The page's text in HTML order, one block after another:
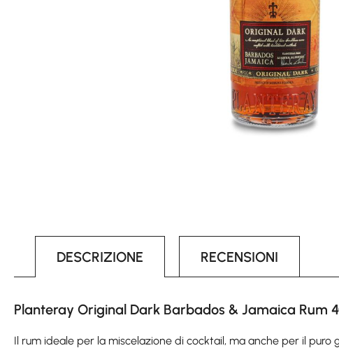
DESCRIZIONE RECENSIONI
Planteray Original Dark Barbados & Jamaica Rum
Il rum ideale per la miscelazione di cocktail, ma anche per il